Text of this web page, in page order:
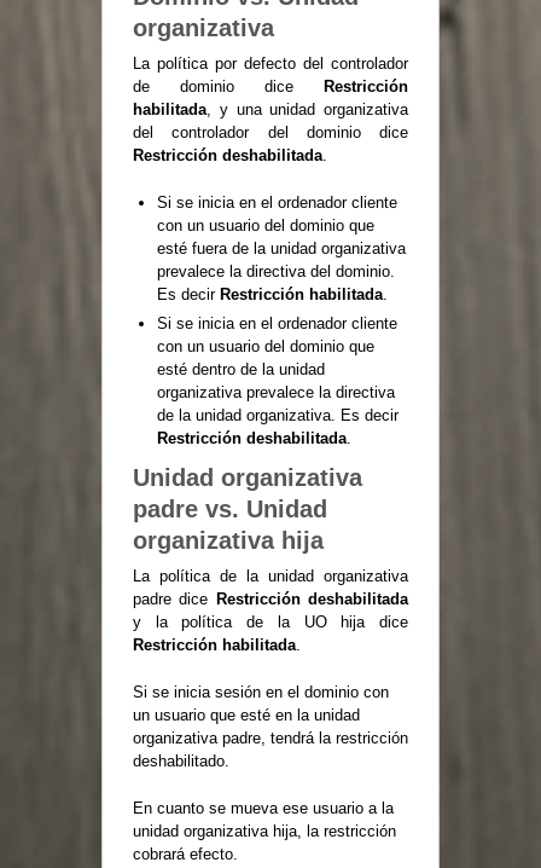
organizativa
La política por defecto del controlador
de dominio dice
Restricción
habilitada, y una unidad organizativa
del controlador del dominio dice
Restricción deshabilitada.
Si se inicia en el ordenador cliente
con un usuario del dominio que
esté fuera de la unidad organizativa
prevalece la directiva del dominio.
Es decir Restricción habilitada.
Si se inicia en el ordenador cliente
con un usuario del dominio que
esté dentro de la unidad
organizativa prevalece la directiva
de la unidad organizativa. Es decir
Restricción deshabilitada.
Unidad organizativa
padre vs. Unidad
organizativa hija
La política de la unidad organizativa
padre dice Restricción deshabilitada
y la política de la UO hija dice
Restricción habilitada.
Si se inicia sesión en el dominio con
un usuario que esté en la unidad
organizativa padre, tendrá la restricción
deshabilitado.
En cuanto se mueva ese usuario a la
unidad organizativa hija, la restricción
cobrará efecto.